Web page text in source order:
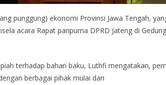
punggung) ekonomi Provinsi Jawa Tengah,
acara Rapat paripurna DPRD Jateng di
terhadap bahan baku, Luthfi mengatakan,
berbagai pihak mulai dari